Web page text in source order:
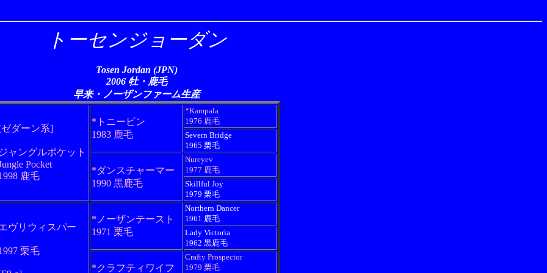
トーセンジョーダン
Tosen Jordan (JPN)
2006 牡・鹿毛
早来・ノーザンファーム生産
ダーン系]
ャングルポケット
Pocket
鹿毛
*トニービン
1983 鹿毛
*Kampala
1976 鹿毛
Severn Bridge
1965 栗毛
*ダンスチャーマー
1990 黒鹿毛
Nureyev
1977 鹿毛
Skillful Joy
1979 栗毛
ヴリウィスパー
栗毛
*ノーザンテースト
1971 栗毛
Northern Dancer
1961 鹿毛
Lady Victoria
1962 黒鹿毛
*クラフティワイフ
Crafty Prospector
1979 栗毛